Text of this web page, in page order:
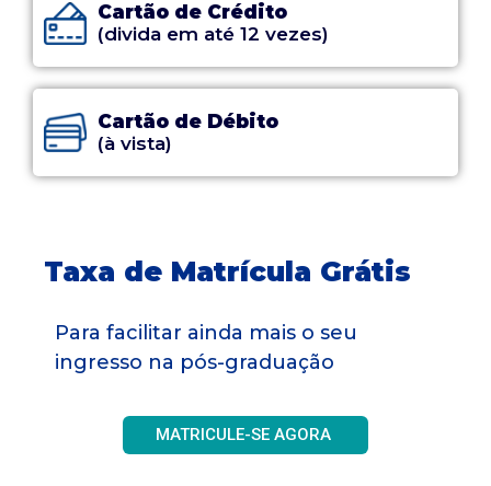
Cartão de Crédito
(divida em até 12 vezes)
Cartão de Débito
(à vista)
Taxa de Matrícula Grátis
Para facilitar ainda mais o seu
ingresso na pós-graduação
MATRICULE-SE AGORA